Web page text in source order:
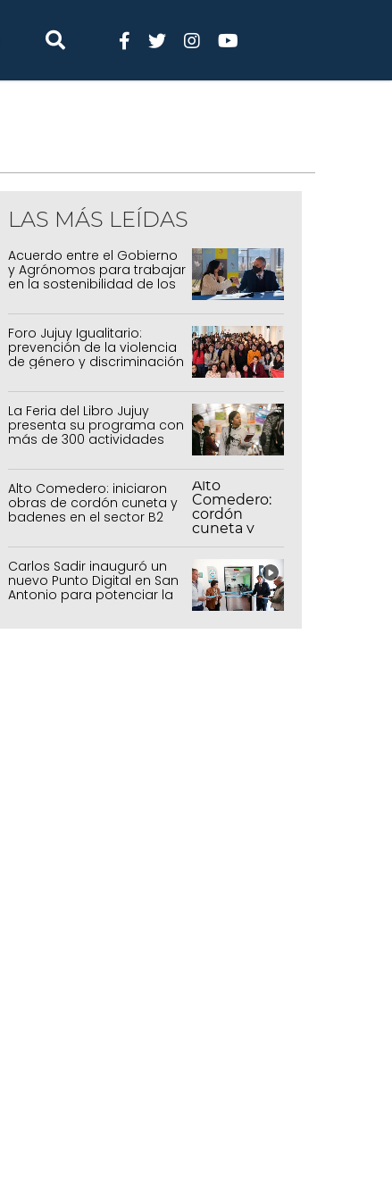
LAS MÁS LEÍDAS
Acuerdo entre el Gobierno
y Agrónomos para trabajar
en la sostenibilidad de los
agrícolas, pecuarios y
forestal
Foro Jujuy Igualitario:
prevención de la violencia
de género y discriminación
La Feria del Libro Jujuy
presenta su programa con
más de 300 actividades
Alto Comedero: iniciaron
obras de cordón cuneta y
badenes en el sector B2
Carlos Sadir inauguró un
nuevo Punto Digital en San
Antonio para potenciar la
inclusión tecnológica